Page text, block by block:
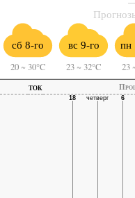
сб 8-го
20 ~ 30°C
вс 9-го
23 ~ 32°C
пн
23
ток